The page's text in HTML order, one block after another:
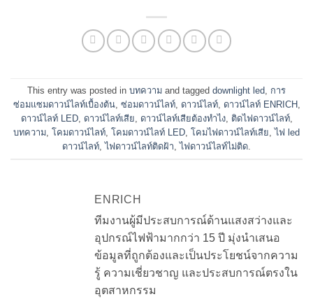
This entry was posted in บทความ and tagged downlight led การ
ซ่อมแซมดาวน์ไลท์เบื้องต้น, ซ่อมดาวน์ไลท์, ดาวน์ไลท์, ดาวน์ไลท์ ENRICH,
ดาวน์ไลท์ LED, ดาวน์ไลท์เสีย ดาวน์ไลท์เสียต้องทำไง, ติดไฟดาวน์ไลท์,
บทความ โคมดาวน์ไลท์ โคมดาวน์ไลท์ LED โคมไฟดาวน์ไลท์เสีย ,ไฟ led
ดาวน์ไลท์ ,ไฟดาวน์ไลท์ติดฝ้า ,ไฟดาวน์ไลท์ไม่ติด
ENRICH
ทีมงานผู้มีประสบการณ์ด้านแสงสว่างและ
อุปกรณ์ไฟฟ้ามากกว่า 15 ปี มุ่งนำเสนอ
ข้อมูลที่ถูกต้องและเป็นประโยชน์จากความ
รู้ ความเชี่ยวชาญ และประสบการณ์ตรงใน
อุตสาหกรรม